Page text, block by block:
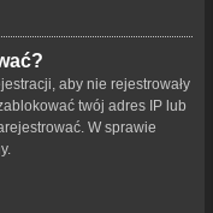
aby nie rejestrowały
twój adres IP lub
W sprawie